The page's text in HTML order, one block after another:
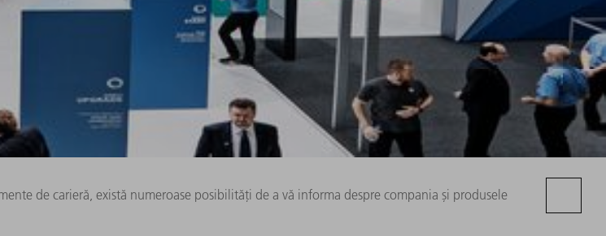
de carieră, există numeroase posibilități de a vă informa despre compania și produsele